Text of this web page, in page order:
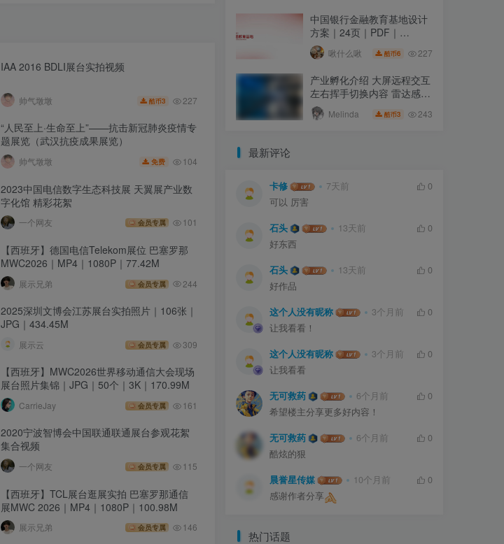
IAA 2016 BDLI展台实拍视频
帅气墩墩 酷币3 227
“人民至上·生命至上”——抗击新冠肺炎疫情专
题展览（武汉抗疫成果展览）
帅气墩墩 免费 104
2023中国电信数字生态科技展 天翼展产业数
字化馆 精彩花絮
一个网友 会员专属 101
【西班牙】德国电信Telekom展位 巴塞罗那
MWC2026｜MP4｜1080P｜77.42M
展示兄弟 会员专属 244
2025深圳文博会江苏展台实拍照片｜106张｜
JPG｜434.45M
展示云 会员专属 309
【西班牙】MWC2026世界移动通信大会现场
展台照片集锦｜JPG｜50个｜3K｜170.99M
CarrieJay 会员专属 161
2020宁波智博会中国联通联通展台参观花絮
集合视频
一个网友 会员专属 115
【西班牙】TCL展台逛展实拍 巴塞罗那通信
展MWC 2026｜MP4｜1080P｜100.98M
展示兄弟 会员专属 146
中国银行金融教育基地设计
方案｜24页｜PDF｜
35.46M
啾什么啾 酷币6 227
产业孵化介绍 大屏远程交互
左右挥手切换内容 雷达感应
隔空互动
Melinda 酷币3 243
最新评论
卡修 7天前
0
可以 厉害
石头 13天前
0
好东西
石头 13天前
0
好作品
这个人没有昵称 3个月前
0
让我看看！
这个人没有昵称 3个月前
0
让我看看
无可救药 6个月前
0
希望楼主分享更多好内容！
无可救药 6个月前
0
酷炫的狠
晨誉星传媒 10个月前
0
感谢作者分享
热门话题